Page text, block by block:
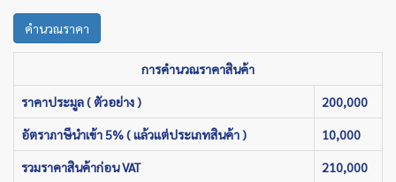
คำนวณราคา
การคำนวณราคาสินค้า
ราคาประมูล ( ตัวอย่าง ) 200,000
อัตราภาษีนำเข้า 5% ( แล้วแต่ประเภทสินค้า ) 10,000
รวมราคาสินค้าก่อน VAT 210,000